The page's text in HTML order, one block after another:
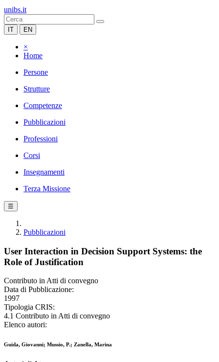
unibs.it
IT EN
×
Home
Persone
Strutture
Competenze
Pubblicazioni
Professioni
Corsi
Insegnamenti
Terza Missione
☰
Pubblicazioni
User Interaction in Decision Support Systems: the
Role of Justification
Contributo in Atti di convegno
Data di Pubblicazione:
1997
Tipologia CRIS:
4.1 Contributo in Atti di convegno
Elenco autori:
Guida, Giovanni; Mussio, P.; Zanella, Marina